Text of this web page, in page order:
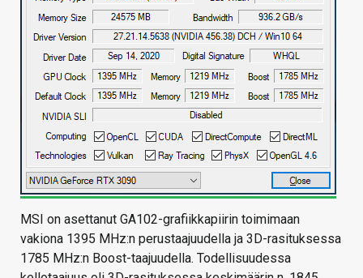
MSI on asettanut GA102-grafiikkapiirin toimimaan
vakiona 1395 MHz:n perustaajuudella ja 3D-rasituksessa
1785 MHz:n Boost-taajuudella. Todellisuudessa